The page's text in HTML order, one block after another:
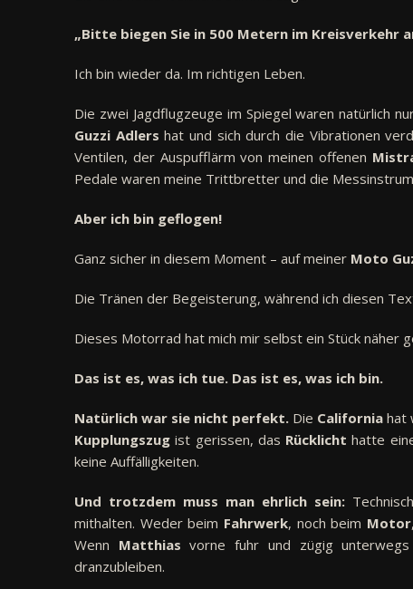
„Bitte biegen Sie in 500 Metern im Kreisverkehr
Ich bin wieder da. Im richtigen Leben.
Die zwei Jagdflugzeuge im Spiegel waren natürlich
Guzzi Adlers hat und sich durch die Vibrationen
Ventilen, der Auspufflärm von meinen offenen
Pedale waren meine Trittbretter und die
Aber ich bin geflogen!
Ganz sicher in diesem Moment – auf meiner Moto
Die Tränen der Begeisterung, während ich diesen
Dieses Motorrad hat mich mir selbst ein Stück näher
Das ist es, was ich tue. Das ist es, was ich bin.
Natürlich war sie nicht perfekt. Die California hat
Kupplungszug ist gerissen, das Rücklicht hatte
keine Auffälligkeiten.
Und trotzdem muss man ehrlich sein:
mithalten. Weder beim Fahrwerk, noch beim Motor
Wenn Matthias vorne fuhr und zügig
dranzubleiben.